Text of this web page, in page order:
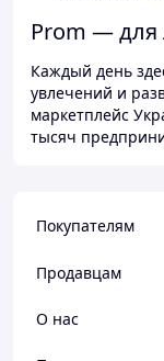
Prom — для
Каждый день
увлечений и
маркетплейс
тысяч
Покупателям
Продавцам
О нас